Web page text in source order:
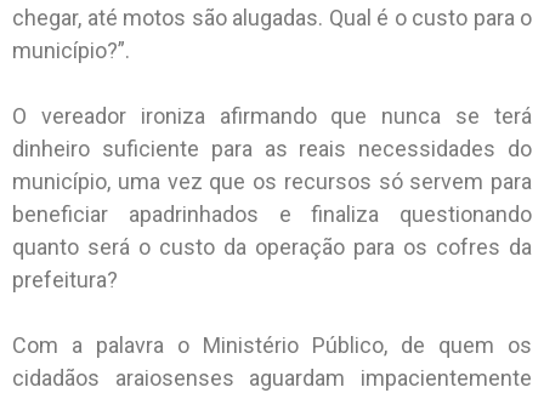
chegar, até motos são alugadas. Qual é o custo para o
município?”.
O vereador ironiza afirmando que nunca se terá
dinheiro suficiente para as reais necessidades do
município, uma vez que os recursos só servem para
beneficiar apadrinhados e finaliza questionando
quanto será o custo da operação para os cofres da
prefeitura?
Com a palavra o Ministério Público, de quem os
cidadãos araiosenses aguardam impacientemente